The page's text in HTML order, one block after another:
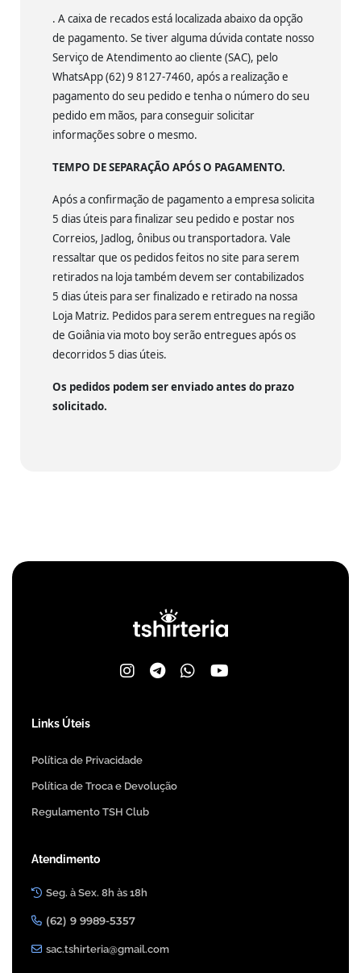
. A caixa de recados está localizada abaixo da opção
de pagamento. Se tiver alguma dúvida contate nosso
Serviço de Atendimento ao cliente (SAC), pelo
WhatsApp (62) 9 8127-7460, após a realização e
pagamento do seu pedido e tenha o número do seu
pedido em mãos, para conseguir solicitar
informações sobre o mesmo.
TEMPO DE SEPARAÇÃO APÓS O PAGAMENTO.
Após a confirmação de pagamento a empresa solicita
5 dias úteis para finalizar seu pedido e postar nos
Correios, Jadlog, ônibus ou transportadora. Vale
ressaltar que os pedidos feitos no site para serem
retirados na loja também devem ser contabilizados
5 dias úteis para ser finalizado e retirado na nossa
Loja Matriz. Pedidos para serem entregues na região
de Goiânia via moto boy serão entregues após os
decorridos 5 dias úteis.
Os pedidos podem ser enviado antes do prazo
solicitado.
Links Úteis
Política de Privacidade
Política de Troca e Devolução
Regulamento TSH Club
Atendimento
Seg. à Sex. 8h às 18h
(62) 9 9989-5357
sac.tshirteria@gmail.com